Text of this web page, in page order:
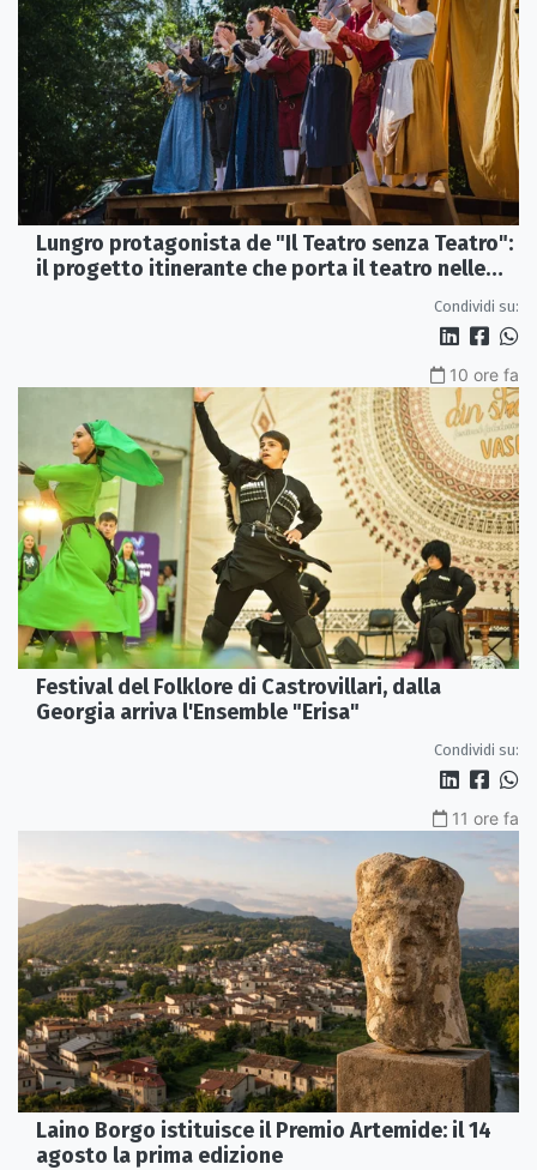
Lungro protagonista de "Il Teatro senza Teatro":
il progetto itinerante che porta il teatro nelle
Condividi su:
10 ore fa
Festival del Folklore di Castrovillari, dalla
Georgia arriva l'Ensemble "Erisa"
Condividi su:
11 ore fa
Laino Borgo istituisce il Premio Artemide: il 14
agosto la prima edizione